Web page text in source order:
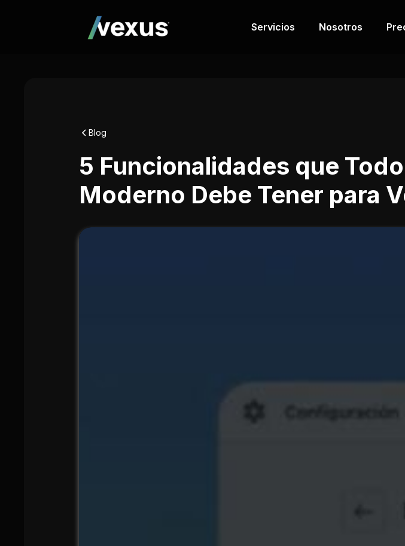
Servicios Nosotros
Blog
5 Funcionalidades que
Moderno Debe Tener para